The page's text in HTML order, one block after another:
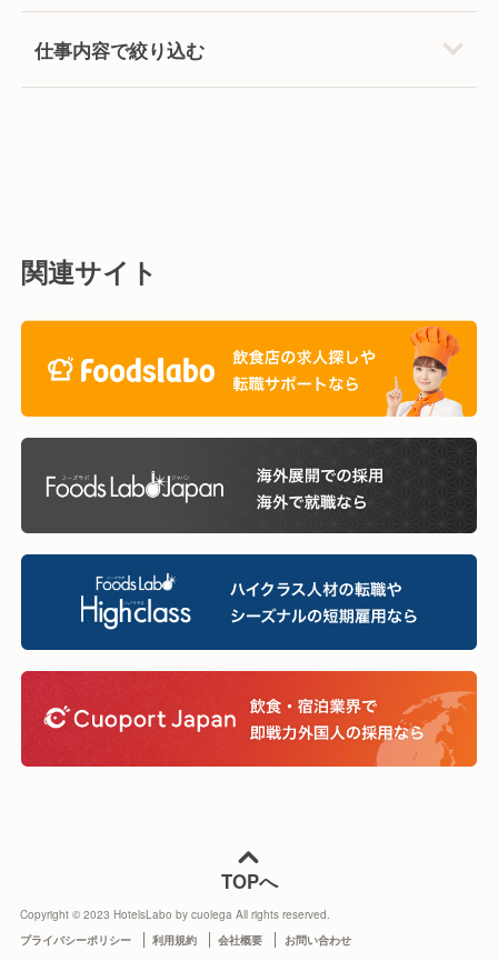
仕事内容で絞り込む
関連サイト
TOPへ
Copyright © 2023 HotelsLabo by cuolega All rights reserved.
プライバシーポリシー
利用規約 会社概要 お問い合わせ